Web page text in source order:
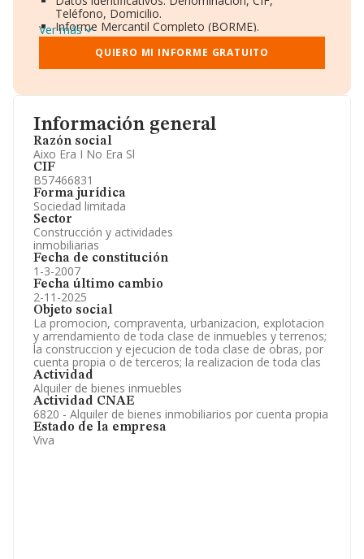
Información general
Razón social
Aixo Era I No Era Sl
CIF
B57466831
Forma jurídica
Sociedad limitada
Sector
Construcción y actividades
inmobiliarias
Fecha de constitución
1-3-2007
Fecha último cambio
2-11-2025
Objeto social
La promocion, compraventa, urbanizacion, explotacion
y arrendamiento de toda clase de inmuebles y terrenos;
la construccion y ejecucion de toda clase de obras, por
cuenta propia o de terceros; la realizacion de toda clas
Actividad
Alquiler de bienes inmuebles
Actividad CNAE
6820 - Alquiler de bienes inmobiliarios por cuenta propia
Estado de la empresa
Viva
Teléfono, Domicilio.
Informe Mercantil Completo (BORME).
Gráficos de Evolución Ventas y Empleados.
Consejo de Administración y Administradores.
Directivos y Ejecutivos.
Información oficial y registral complementaria.
Ver más
QUIERO MI INFORME GRATUITO